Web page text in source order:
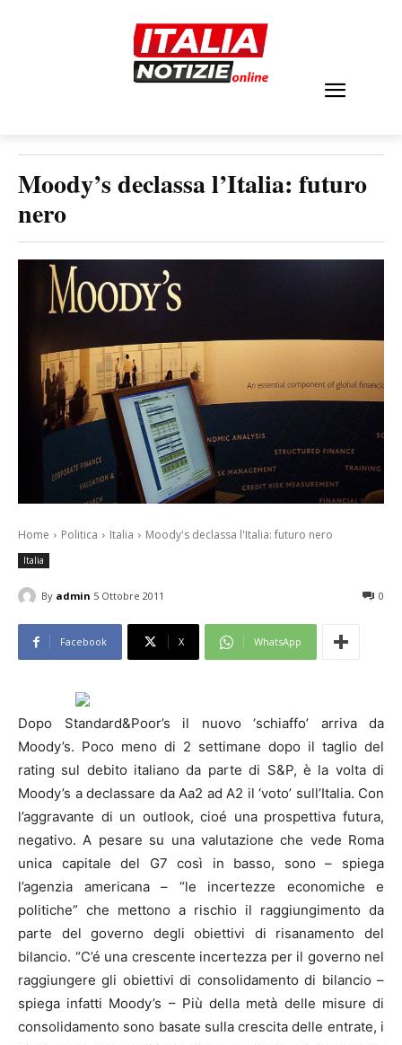
Moody’s declassa l’Italia: futuro
nero
Home Politica Italia Moody's declassa l'Italia: futuro nero
Italia
By admin 5 Ottobre 2011 0
Facebook X WhatsApp
Dopo Standard&Poor’s il nuovo ‘schiaffo’ arriva da
Moody’s. Poco meno di 2 settimane dopo il taglio del
rating sul debito italiano da parte di S&P, è la volta di
Moody’s a declassare da Aa2 ad A2 il ‘voto’ sull’Italia. Con
l’aggravante di un outlook, cioé una prospettiva futura,
negativo.A pesare su una valutazione che vede Roma
unica capitale del G7 così in basso, sono – spiega
l’agenzia americana – “le incertezze economiche e
politiche” che mettono a rischio il raggiungimento da
parte del governo degli obiettivi di risanamento del
bilancio. “C’é una crescente incertezza per il governo nel
raggiungere gli obiettivi di consolidamento di bilancio –
spiega infatti Moody’s – Più della metà delle misure di
consolidamento sono basate sulla crescita delle entrate, i